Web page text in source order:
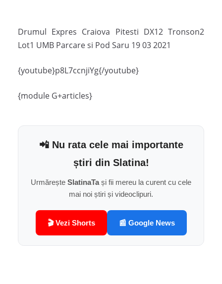
Drumul Expres Craiova Pitesti DX12 Tronson2
Lot1 UMB Parcare si Pod Saru 19 03 2021
{youtube}p8L7ccnjiYg{/youtube}
{module G+articles}
📲 Nu rata cele mai importante
știri din Slatina!
Urmărește SlatinaTași fii mereu la curent cu cele
mai noi știri și videoclipuri.
🎬 Vezi Shorts 📰 Google News